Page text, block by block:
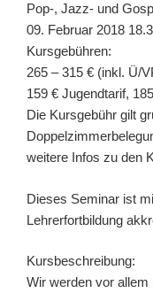
Pop-, Jazz- und
09. Februar 2018
Kursgebühren:
265 – 315 € (inkl. Ü/
159 € Jugendtarif,
Die Kursgebühr gilt
weitere Infos zu den
Dieses Seminar ist
Lehrerfortbildung
Kursbeschreibung:
Wir werden vor